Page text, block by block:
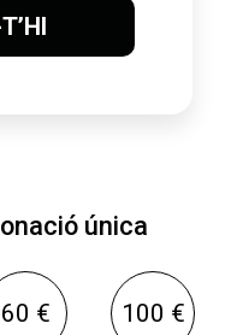
única
60 € 100 €